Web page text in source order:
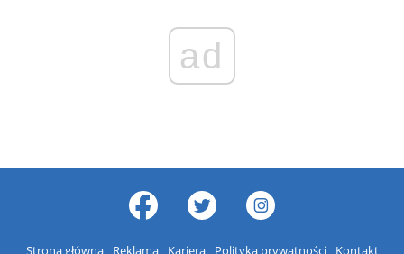
ad
Strona główna Reklama Kariera Polityka prywatności Kontakt